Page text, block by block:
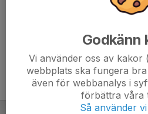
Godkänn
Vi använder oss av kakor
webbplats ska fungera
även för webbanalys i
förbättra våra
Så använder